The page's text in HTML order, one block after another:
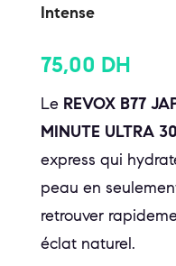
Intense
75,00 DH
Le REVOX B77
MINUTE ULTRA
express qui
peau en
retrouver
éclat naturel.